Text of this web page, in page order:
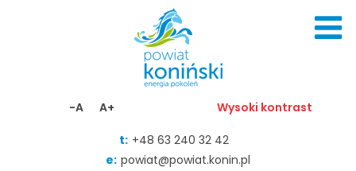
-A A+ Wysoki kontrast
t: +48 63 240 32 42
e: powiat@powiat.konin.pl